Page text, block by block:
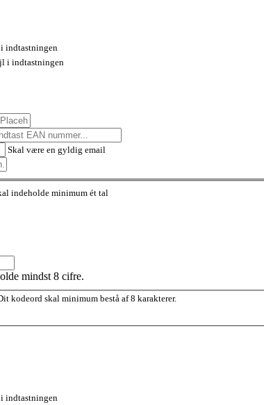
indtastningen
i indtastningen
Skal være en gyldig email
indeholde minimum ét tal
mindst 8 cifre.
kodeord skal minimum bestå af 8 karakterer.
indtastningen